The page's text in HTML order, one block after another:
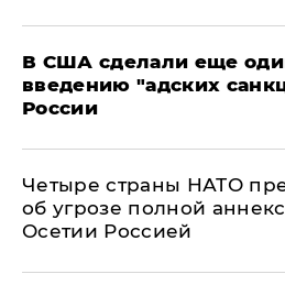
В США сделали еще
введению "адских
России
Четыре страны НАТО
об угрозе полной
Осетии Россией